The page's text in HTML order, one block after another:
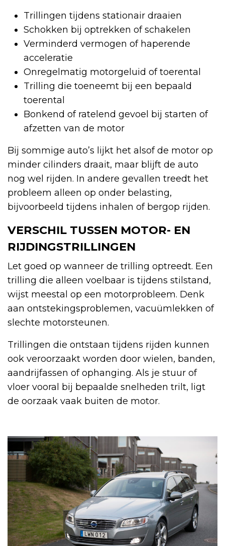
Trillingen tijdens stationair draaien
Schokken bij optrekken of schakelen
Verminderd vermogen of haperende
acceleratie
Onregelmatig motorgeluid of toerental
Trilling die toeneemt bij een bepaald
toerental
Bonkend of ratelend gevoel bij starten of
afzetten van de motor
Bij sommige auto’s lijkt het alsof de motor op
minder cilinders draait, maar blijft de auto
nog wel rijden. In andere gevallen treedt het
probleem alleen op onder belasting,
bijvoorbeeld tijdens inhalen of bergop rijden.
VERSCHIL TUSSEN MOTOR- EN
RIJDINGSTRILLINGEN
Let goed op wanneer de trilling optreedt. Een
trilling die alleen voelbaar is tijdens stilstand,
wijst meestal op een motorprobleem. Denk
aan ontstekingsproblemen, vacuümlekken of
slechte motorsteunen.
Trillingen die ontstaan tijdens rijden kunnen
ook veroorzaakt worden door wielen, banden,
aandrijfassen of ophanging. Als je stuur of
vloer vooral bij bepaalde snelheden trilt, ligt
de oorzaak vaak buiten de motor.